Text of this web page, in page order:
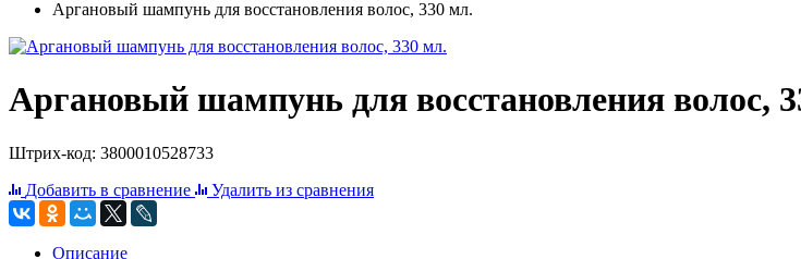
Аргановый шампунь для восстановления волос, 330 мл.
Аргановый шампунь для восстановления волос,
Штрих-код: 3800010528733
Добавить в сравнение
Удалить из сравнения
Описание